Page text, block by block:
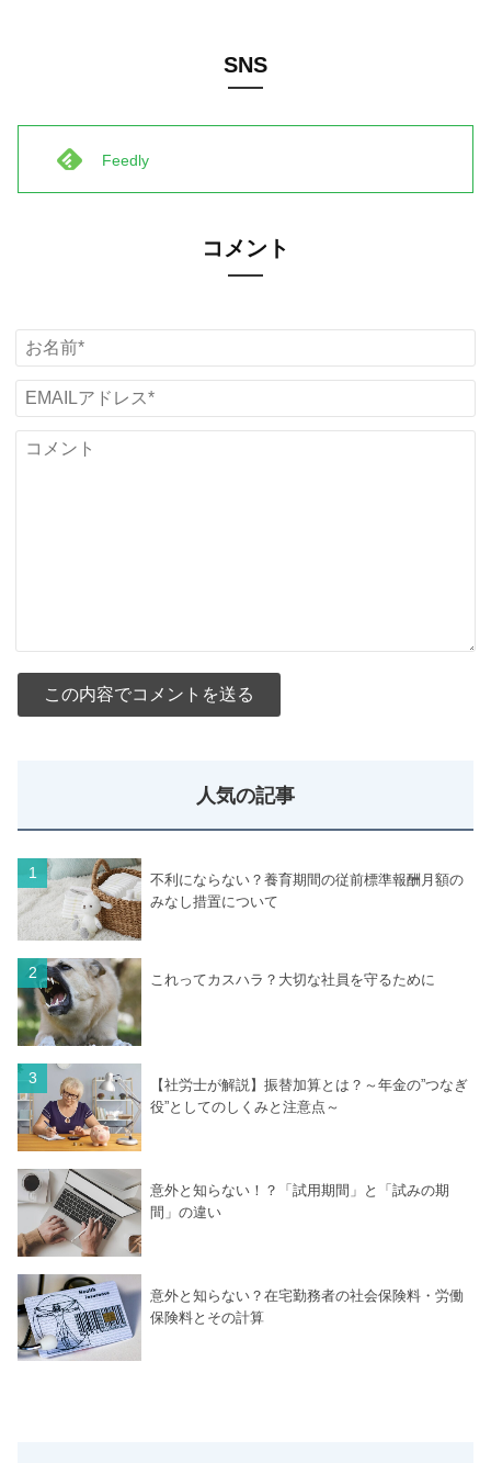
SNS
Feedly
コメント
人気の記事
不利にならない？養育期間の従前標準報酬月額の
みなし措置について
これってカスハラ？大切な社員を守るために
【社労士が解説】振替加算とは？～年金の”つなぎ
役”としてのしくみと注意点～
意外と知らない！？「試用期間」と「試みの期
間」の違い
意外と知らない？在宅勤務者の社会保険料・労働
保険料とその計算